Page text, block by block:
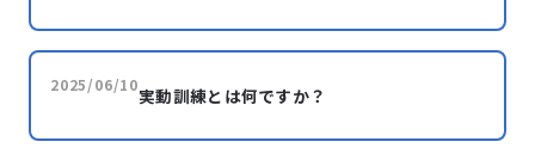
2025/06/10実動訓練とは何ですか？